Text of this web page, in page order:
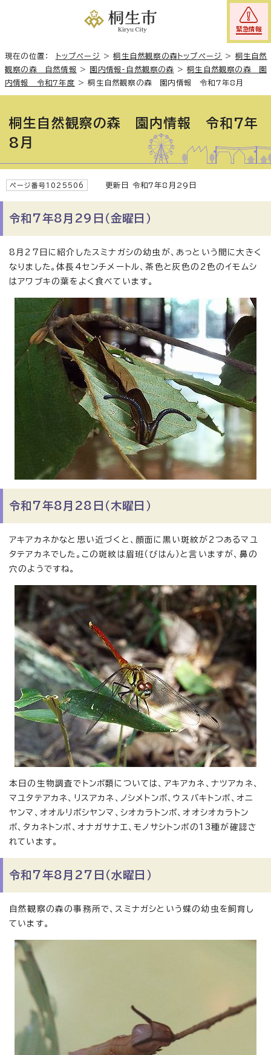
緊急情報
現在の位置： トップページ >桐生自然観察の森トップページ > 桐生自然
観察の森 自然情報 > 園内情報-自然観察の森 >桐生自然観察の森 園
内情報 令和7年度 >桐生自然観察の森 園内情報 令和7年8月
桐生自然観察の森 園内情報 令和7年
8月
ページ番号1025506 更新日 令和7年8月29日
令和7年8月29日（金曜日）
8月27日に紹介したスミナガシの幼虫が、あっという間に大きく
なりました。体長4センチメートル、茶色と灰色の2色のイモムシ
はアワブキの葉をよく食べています。
令和7年8月28日（木曜日）
アキアカネかなと思い近づくと、顔面に黒い斑紋が2つあるマユ
タテアカネでした。この斑紋は眉班（びはん）と言いますが、鼻の
穴のようですね。
本日の生物調査でトンボ類については、アキアカネ、ナツアカネ、
マユタテアカネ、リスアカネ、ノシメトンボ、ウスバキトンボ、オニ
ヤンマ、オオルリボシヤンマ、シオカラトンボ、オオシオカラトン
ボ、タカネトンボ、オナガサナエ、モノサシトンボの13種が確認さ
れています。
令和7年8月27日（水曜日）
自然観察の森の事務所で、スミナガシという蝶の幼虫を飼育し
ています。